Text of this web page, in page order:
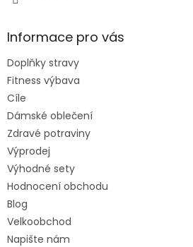
Informace pro vás
Doplňky stravy
Fitness výbava
Cíle
Dámské oblečení
Zdravé potraviny
Výprodej
Výhodné sety
Hodnocení obchodu
Blog
Velkoobchod
Napište nám